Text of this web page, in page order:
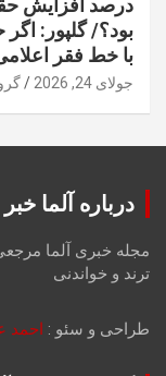
با خط فقر
جولای 24, 2026
درباره آلما خبر
مجله خبری آلما
ترند و خواندنی
طراحی و سئو : احمد